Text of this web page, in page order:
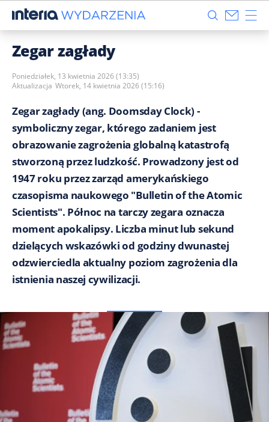
Zegar zagłady
Poniedziałek, 13 kwietnia 2026 (13:35)
Aktualizacja Wtorek, 14 kwietnia 2026 (15:16)
Zegar zagłady (ang. Doomsday Clock) -
symboliczny zegar, którego zadaniem jest
obrazowanie zagrożenia globalną katastrofą
stworzoną przez ludzkość. Prowadzony jest od
1947 roku przez zarząd amerykańskiego
czasopisma naukowego "Bulletin of the Atomic
Scientists". Północ na tarczy zegara oznacza
moment apokalipsy. Liczba minut lub sekund
dzielących wskazówki od godziny dwunastej
odzwierciedla aktualny poziom zagrożenia dla
istnienia naszej cywilizacji.